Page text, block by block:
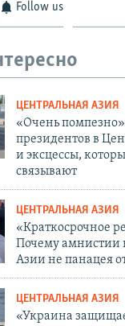
Follow us
ЦЕНТРАЛЬНАЯ АЗИЯ
«Очень
президентов в
и эксцессы,
связывают
ЦЕНТРАЛЬНАЯ АЗИЯ
«Краткосрочное
Почему амнистии
Азии не панацея
ЦЕНТРАЛЬНАЯ АЗИЯ
«Украина